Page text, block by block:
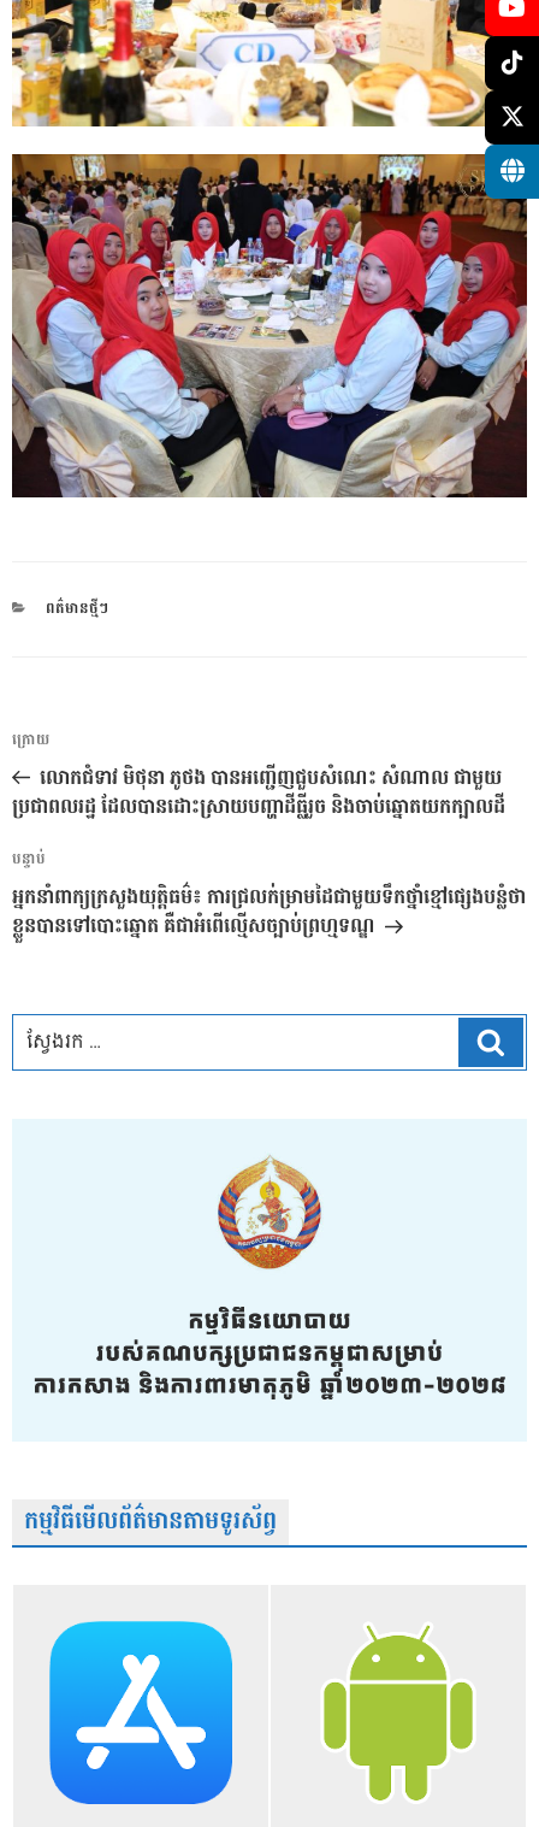
CATEGORIES
ពត៌មានថ្មីៗ
ការ​
នាំទិស​
ប្រកាស
អត្ថបទ
មុន
ក្រោយ
លោកជំទាវ មិថុនា ភូថង បានអញ្ជើញជួបសំណេះ សំណាល ជាមួយ
ប្រជាពលរដ្ឋ ដែលបានដោះស្រាយបញ្ហាដីធ្លីរួច និងចាប់ឆ្នោតយកក្បាលដី
អត្ថបទ
បន្ទាប់
បន្ទាប់
អ្នកនាំពាក្យក្រសួងយុត្តិធម៌៖ ការជ្រលក់ម្រាមដៃជាមួយទឹកថ្នាំខ្មៅផ្សេងបន្លំថា
ខ្លួនបានទៅបោះឆ្នោត គឺជាអំពើល្មើសច្បាប់ព្រហ្មទណ្ឌ
កម្មវិធីមើលព័ត៌មានតាមទូរស័ព្វ